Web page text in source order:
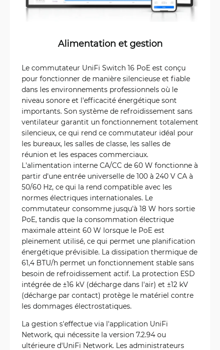
Alimentation et gestion
Le commutateur UniFi Switch 16 PoE est conçu
pour fonctionner de manière silencieuse et fiable
dans les environnements professionnels où le
niveau sonore et l'efficacité énergétique sont
importants. Son système de refroidissement sans
ventilateur garantit un fonctionnement totalement
silencieux, ce qui rend ce commutateur idéal pour
les bureaux, les salles de classe, les salles de
réunion et les espaces commerciaux.
L'alimentation interne CA/CC de 60 W fonctionne à
partir d'une entrée universelle de 100 à 240 V CA à
50/60 Hz, ce qui la rend compatible avec les
normes électriques internationales. Le
commutateur consomme jusqu'à 18 W hors sortie
PoE, tandis que la consommation électrique
maximale atteint 60 W lorsque le PoE est
pleinement utilisé, ce qui permet une planification
énergétique prévisible. La dissipation thermique de
61,4 BTU/h permet un fonctionnement stable sans
besoin de refroidissement actif. La protection ESD
intégrée de ±16 kV (décharge dans l'air) et ±12 kV
(décharge par contact) protège le matériel contre
les dommages électrostatiques.
La gestion s'effectue via l'application UniFi
Network, qui nécessite la version 7.2.94 ou
ultérieure d'UniFi Network. Les administrateurs